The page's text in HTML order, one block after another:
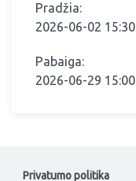
Pradžia:
2026-06-02 15:30
Pabaiga:
2026-06-29 15:00
Privatumo politika